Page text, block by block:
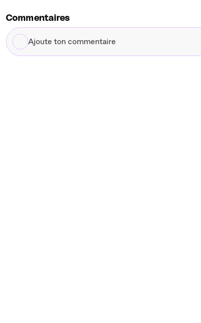
Commentaires
Ajoute
ton